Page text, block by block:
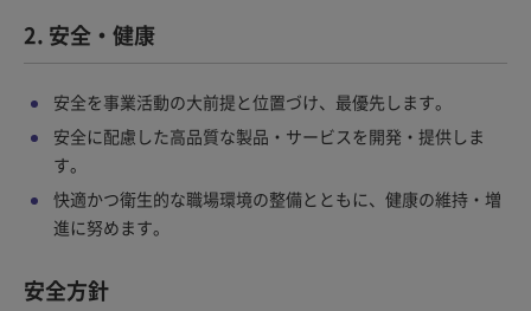
2. 安全・健康
安全を事業活動の大前提と位置づけ、最優先します。
安全に配慮した高品質な製品・サービスを開発・提供しま
す。
快適かつ衛生的な職場環境の整備とともに、健康の維持・増
進に努めます。
安全方針